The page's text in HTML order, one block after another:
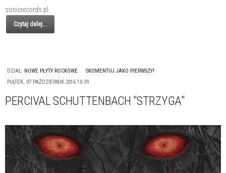
sonicrecords.pl
Czytaj dalej...
DZIAŁ: NOWE PŁYTY ROCKOWE
SKOMENTUJ JAKO PIERWSZY!
PIĄTEK, 07 PAŹDZIERNIK 2016 10:39
PERCIVAL SCHUTTENBACH "STRZYGA"